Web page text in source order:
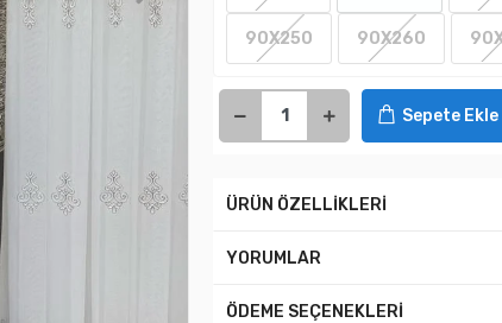
90X250 90X260
Sepete Ekle
ÜRÜN ÖZELLİKLERİ
YORUMLAR
ÖDEME SEÇENEKLERİ